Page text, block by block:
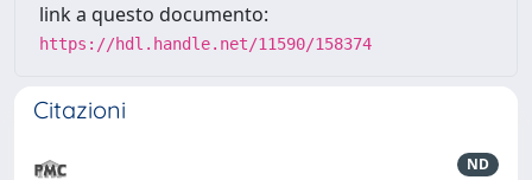
link a questo documento:
https://hdl.handle.net/11590/158374
Citazioni
ND